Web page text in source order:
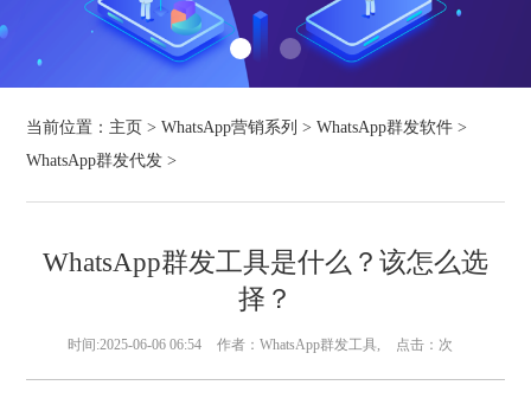
当前位置： 主页 >WhatsApp营销系列 >WhatsApp群发软件 >
WhatsApp群发代发 >
WhatsApp群发工具是什么？该怎么选
择？
时间:2025-06-06 06:54 作者：WhatsApp群发工具, 点击： 次